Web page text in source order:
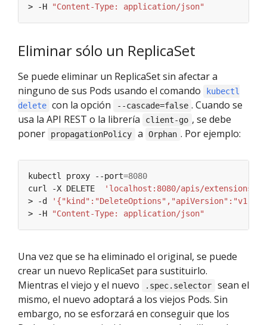
> -H
"Content-Type: application/json"
Eliminar sólo un ReplicaSet
Se puede eliminar un ReplicaSet sin afectar a
ninguno de sus Pods usando el comando
kubectl
delete con la opción --cascade=false . Cuando se
usa la API REST o la librería
client-go , se debe
poner
propagationPolicy a Orphan . Por ejemplo:
kubectl proxy --port=8080
curl -X DELETE
'localhost:8080/apis/extensions/
> -d
> -H
"Content-Type: application/json"
Una vez que se ha eliminado el original, se puede
crear un nuevo ReplicaSet para sustituirlo.
Mientras el viejo y el nuevo
.spec.selector
sean el
mismo, el nuevo adoptará a los viejos Pods. Sin
embargo, no se esforzará en conseguir que los